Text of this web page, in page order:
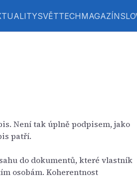
SVĚTTECHMAGAZÍN
Není tak úplně podpisem, jako
patří.
do dokumentů, které vlastník
osobám. Koherentnost